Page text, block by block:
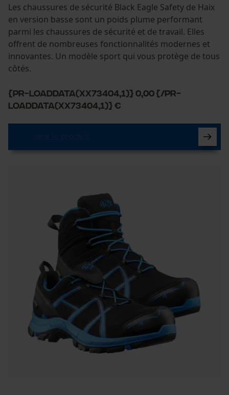
Les chaussures de sécurité Black Eagle Safety de Haix
en version basse sont un poids plume performant
parmi les chaussures de sécurité et de travail. Elles
offrent de nombreuses fonctionnalités modernes et
innovantes. Un modèle sport qui vous protège de tous
côtés.
{PR-LoadData(XX73404,1)} 0,00 {/PR-
LoadData(XX73404,1)} €